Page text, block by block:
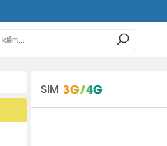
SIM